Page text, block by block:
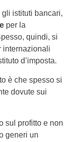
istituti bancari,
per la
quindi, si
internazionali
d’imposta.
è che spesso si
dovute sui
sul profitto e non
generi un